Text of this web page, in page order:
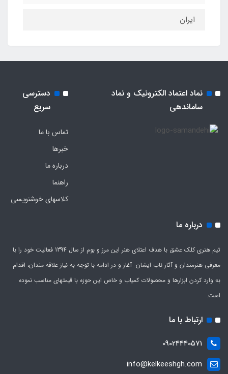
ایران
نماد اعتماد الکترونیک و نماد
ساماندهی
دسترسی
سریع
تماس با ما
خبرها
درباره ما
راهنما
کلاسهای خوشنویسی
درباره ما
تیم هنری کلک عشق با هدف اعتلای هنر این مرز و بوم از سال 1394 فعالیت خود را با
معرفی هنرمندان و آثار ناب ایشان آغاز و در ادامه با توجه به نیاز علاقه مندان، اقدام
به وارد کردن ابزارها و محصولات کمیاب و خاص این حوزه با قیمتهای مناسب نموده
است.
ارتباط با ما
09024440571
info@kelkeeshgh.com